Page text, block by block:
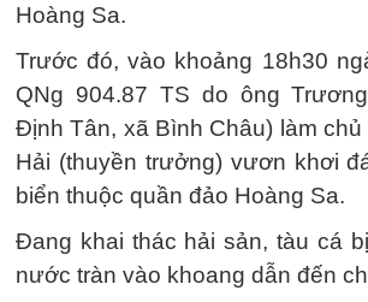
Hoàng Sa.
Trước đó, vào khoảng 18h30
QNg 904.87 TS do ông
Định Tân, xã Bình Châu) làm
Hải (thuyền trưởng) vươn khơi
biển thuộc quần đảo Hoàng Sa.
Đang khai thác hải sản, tàu cá
nước tràn vào khoang dẫn đến